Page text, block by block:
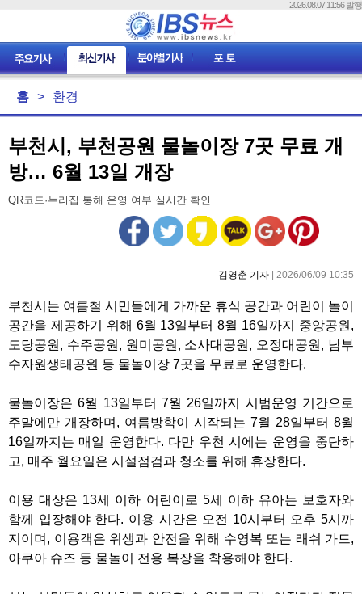
2026.08.07 11:56 발행
홈 > 환경
부천시, 부천공원 물놀이장 7곳 무료 개
방… 6월 13일 개장
QR코드·누리집 통해 운영 여부 실시간 확인
김영춘 기자 | 2026/06/09 10:35
부천시는 여름철 시민들에게 가까운 휴식 공간과 어린이 놀이
공간을 제공하기 위해 6월 13일부터 8월 16일까지 중앙공원,
도당공원, 수주공원, 원미공원, 소사대공원, 오정대공원, 남부
수자원생태공원 등 물놀이장 7곳을 무료로 운영한다.
물놀이장은 6월 13일부터 7월 26일까지 시범운영 기간으로
주말에만 개장하며, 여름방학이 시작되는 7월 28일부터 8월
16일까지는 매일 운영한다. 다만 우천 시에는 운영을 중단하
고, 매주 월요일은 시설점검과 청소를 위해 휴장한다.
이용 대상은 13세 이하 어린이로 5세 이하 유아는 보호자와
함께 입장해야 한다. 이용 시간은 오전 10시부터 오후 5시까
지이며, 이용객은 위생과 안전을 위해 수영복 또는 래쉬 가드,
아쿠아 슈즈 등 물놀이 전용 복장을 착용해야 한다.